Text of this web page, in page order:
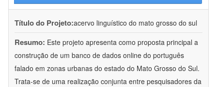
Título do Projeto:acervo linguístico do mato grosso do sul
Resumo: Este projeto apresenta como proposta principal a
construção de um banco de dados online do português
falado em zonas urbanas do estado do Mato Grosso do Sul.
Trata-se de uma realização conjunta entre pesquisadores da